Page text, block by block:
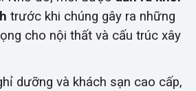
trước khi chúng gây ra những
cho nội thất và cấu trúc xây
dưỡng và khách sạn cao cấp,